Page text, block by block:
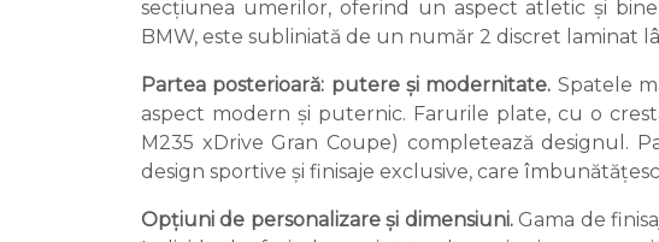
secțiunea umerilor, oferind un aspect atletic și
BMW, este subliniată de un număr 2 discret laminat
Partea posterioară: putere și modernitate. Spatele
aspect modern și puternic. Farurile plate, cu o
M235 xDrive Gran Coupe) completează designul.
design sportive și finisaje exclusive, care
Opțiuni de personalizare și dimensiuni.Gama de